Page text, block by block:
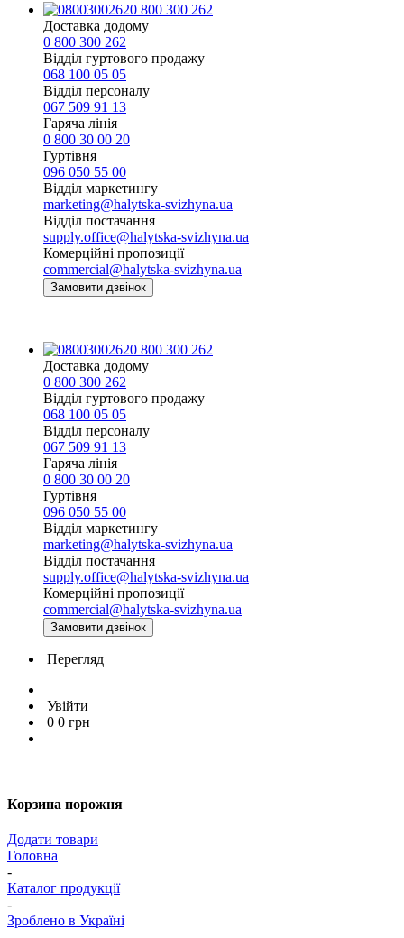
0 800 300 262
Доставка додому
0 800 300 262
Відділ гуртового продажу
068 100 05 05​
Відділ персоналу
067 509 91 13
Гаряча лінія
0 800 30 00 20
Гуртівня
096 050 55 00
Відділ маркетингу
marketing@halytska-svizhyna.ua
Відділ постачання
supply.office@halytska-svizhyna.ua
Комерційні пропозиції
commercial@halytska-svizhyna.ua
Замовити дзвінок
0 800 300 262
Доставка додому
0 800 300 262
Відділ гуртового продажу
068 100 05 05​
Відділ персоналу
067 509 91 13
Гаряча лінія
0 800 30 00 20
Гуртівня
096 050 55 00
Відділ маркетингу
marketing@halytska-svizhyna.ua
Відділ постачання
supply.office@halytska-svizhyna.ua
Комерційні пропозиції
commercial@halytska-svizhyna.ua
Замовити дзвінок
Перегляд
Увійти
0 0 грн
Корзина порожня
Додати товари
Головна
-
Каталог продукції
-
Зроблено в Україні